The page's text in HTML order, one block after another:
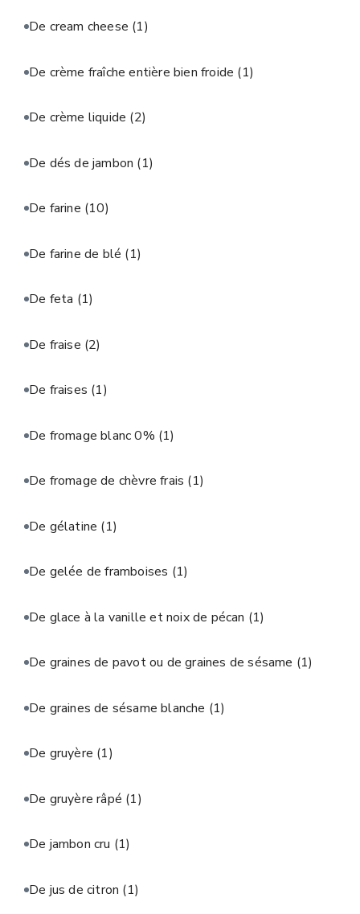
De cream cheese (1)
De crème fraîche entière bien froide (1)
De crème liquide (2)
De dés de jambon (1)
De farine (10)
De farine de blé (1)
De feta (1)
De fraise (2)
De fraises (1)
De fromage blanc 0% (1)
De fromage de chèvre frais (1)
De gélatine (1)
De gelée de framboises (1)
De glace à la vanille et noix de pécan (1)
De graines de pavot ou de graines de sésame (1)
De graines de sésame blanche (1)
De gruyère (1)
De gruyère râpé (1)
De jambon cru (1)
De jus de citron (1)